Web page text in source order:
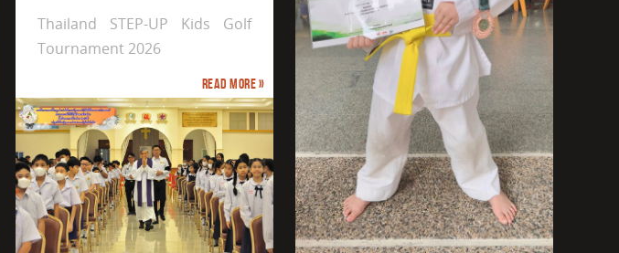
Thailand STEP-UP Kids Golf
Tournament 2026
Read more »
17th KASETSART TAEKWONDO CHAMPIONSHIP 2026